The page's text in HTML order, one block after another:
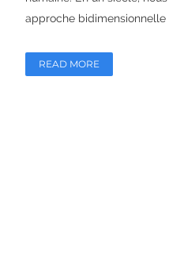
approche bidimensionnelle
READ MORE